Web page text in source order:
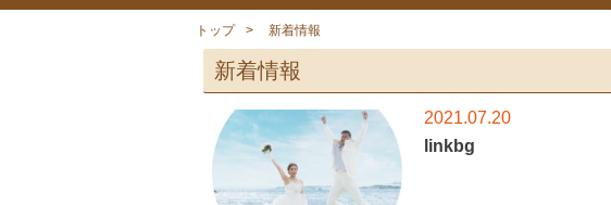
トップ 新着情報
新着情報
2021.07.20
linkbg